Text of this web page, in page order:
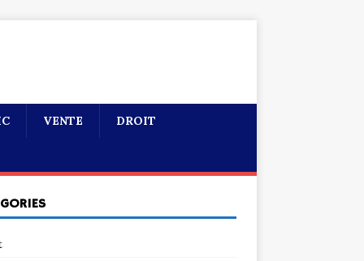
VENTE DROIT